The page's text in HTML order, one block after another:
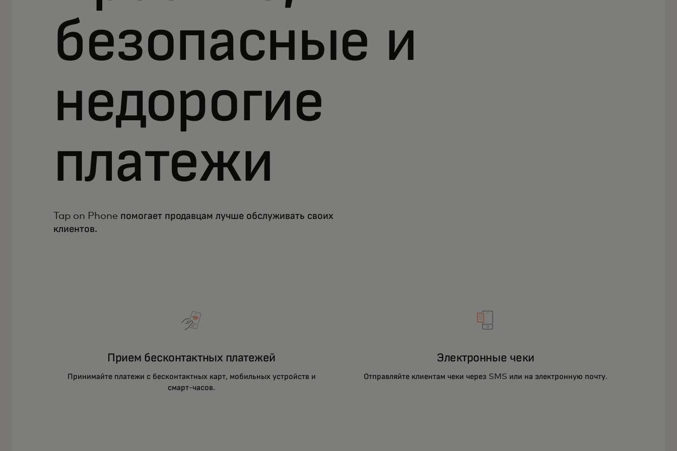
безопасные и
недорогие
платежи
Tap on Phone помогает продавцам лучше обслуживать своих
клиентов.
Прием бесконтактных платежей
Принимайте платежи с бесконтактных карт, мобильных устройств и
смарт-часов.
Электронные чеки
Отправляйте клиентам чеки через SMS или на электронную почту.